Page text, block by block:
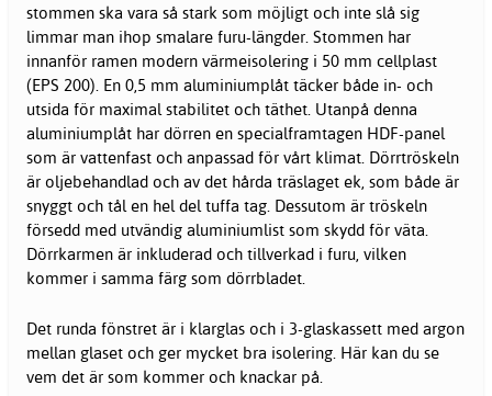
stommen ska vara så stark som möjligt och inte slå sig
limmar man ihop smalare furu-längder. Stommen har
innanför ramen modern värmeisolering i 50 mm cellplast
(EPS 200). En 0,5 mm aluminiumplåt täcker både in- och
utsida för maximal stabilitet och täthet. Utanpå denna
aluminiumplåt har dörren en specialframtagen HDF-panel
som är vattenfast och anpassad för vårt klimat. Dörrtröskeln
är oljebehandlad och av det hårda träslaget ek, som både är
snyggt och tål en hel del tuffa tag. Dessutom är tröskeln
försedd med utvändig aluminiumlist som skydd för väta.
Dörrkarmen är inkluderad och tillverkad i furu, vilken
kommer i samma färg som dörrbladet.
Det runda fönstret är i klarglas och i 3-glaskassett med argon
mellan glaset och ger mycket bra isolering. Här kan du se
vem det är som kommer och knackar på.